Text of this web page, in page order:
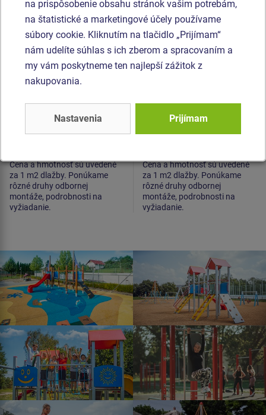
500x500x65 mm
(raster 50 mm, čierna)
Cena na vyžiadanie
Cena a hmotnosť sú uvedené
za 1 m2 dlažby. Ponúkame
rôzné druhy odbornej
montáže, podrobnosti na
vyžiadanie.
500x500x50 mm
(raster 15 mm,
červená)
Cena na vyžiadanie
Cena a hmotnosť sú uvedené
za 1 m2 dlažby. Ponúkame
rôzné druhy odbornej
montáže, podrobnosti na
vyžiadanie.
na prispôsobenie obsahu stránok vašim potrebám,
na štatistické a marketingové účely používame
súbory cookie. Kliknutím na tlačidlo „Prijímam“
nám udelíte súhlas s ich zberom a spracovaním a
my vám poskytneme ten najlepší zážitok z
nakupovania.
Nastavenia Prijímam